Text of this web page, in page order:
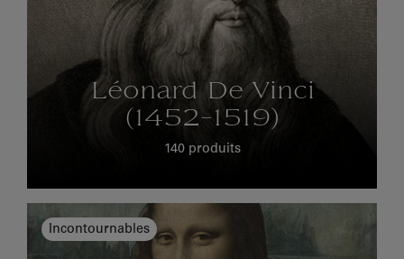
Léonard De Vinci
(1452-1519)
140 produits
Incontournables